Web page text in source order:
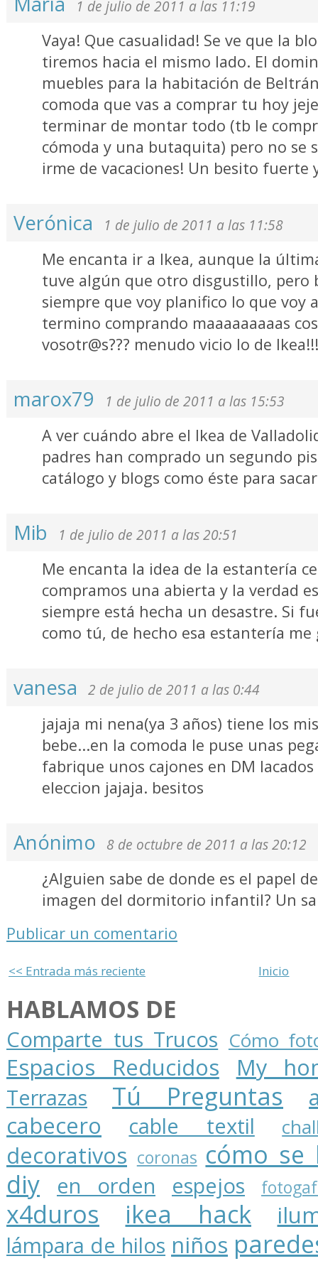
1 de julio de 2011 a las 11:19
Vaya! Que casualidad! Se ve que la
tiremos hacia el mismo lado. El
muebles para la habitación de
comoda que vas a comprar tu hoy
terminar de montar todo (tb le
cómoda y una butaquita) pero no se
irme de vacaciones! Un besito fuerte
Verónica 1 de julio de 2011 a las 11:58
Me encanta ir a Ikea, aunque la
tuve algún que otro disgustillo, pero
siempre que voy planifico lo que voy
termino comprando maaaaaaaaas
vosotr@s??? menudo vicio lo de Ikea!!!
marox79 1 de julio de 2011 a las 15:53
A ver cuándo abre el Ikea de
padres han comprado un segundo
catálogo y blogs como éste para
Mib 1 de julio de 2011 a las 20:51
Me encanta la idea de la estantería
compramos una abierta y la verdad
siempre está hecha un desastre. Si
como tú, de hecho esa estantería
vanesa 2 de julio de 2011 a las 0:44
jajaja mi nena(ya 3 años) tiene los
bebe...en la comoda le puse unas
fabrique unos cajones en DM
eleccion jajaja. besitos
Anónimo 8 de octubre de 2011 a las 20:12
¿Alguien sabe de donde es el papel
imagen del dormitorio infantil? Un
Publicar un comentario
<< Entrada más reciente Inicio
HABLAMOS DE
Comparte tus Trucos Cómo
Espacios Reducidos My
Terrazas Tú Preguntas
cabecero
cable textil
decorativos coronas cómo se
diy
en orden espejos
x4duros ikea hack
lámpara de hilos niños